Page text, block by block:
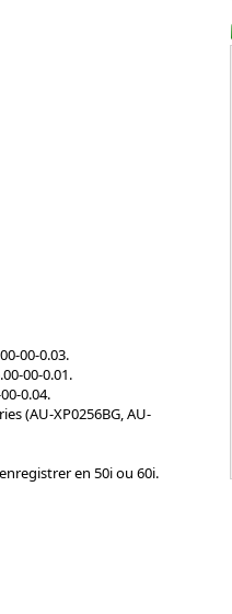
00-0.03.
00-0.01.
0.04.
(AU-XP0256BG, AU-
en 50i ou 60i.